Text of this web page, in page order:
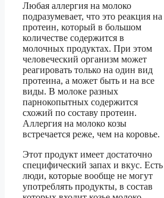
Любая аллергия на молоко
подразумевает, что это реакция на
протеин, который в большом
количестве содержится в
молочных продуктах. При этом
человеческий организм может
реагировать только на один вид
протеина, а может быть и на все
виды. В молоке разных
парнокопытных содержится
схожий по составу протеин.
Аллергия на молоко козы
встречается реже, чем на коровье.
Этот продукт имеет достаточно
специфический запах и вкус. Есть
люди, которые вообще не могут
употреблять продукты, в состав